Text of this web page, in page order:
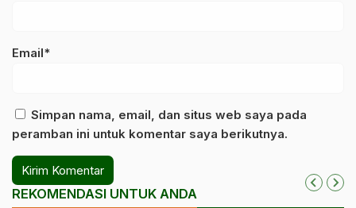
Email*
Simpan nama, email, dan situs web saya pada
peramban ini untuk komentar saya berikutnya.
REKOMENDASI UNTUK ANDA